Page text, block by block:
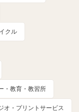
クル
・教育・教習所
オ・プリントサービス